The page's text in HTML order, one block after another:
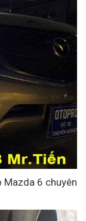
Mazda 6 chuyên